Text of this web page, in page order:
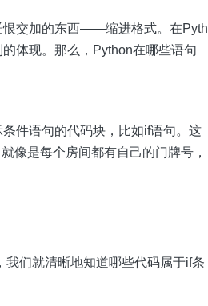
恨交加的东西——缩进格式。在Pyth
体现。那么，Python在哪些语句
件语句的代码块，比如if语句。这
像是每个房间都有自己的门牌号，
们就清晰地知道哪些代码属于if条